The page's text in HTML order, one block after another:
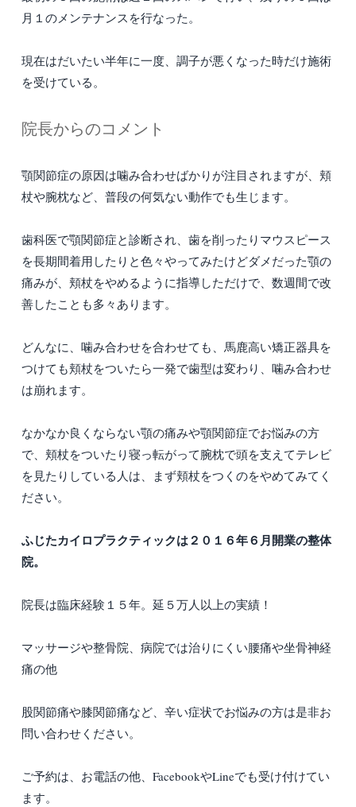
月１のメンテナンスを行なった。
現在はだいたい半年に一度、調子が悪くなった時だけ施術
を受けている。
院長からのコメント
顎関節症の原因は噛み合わせばかりが注目されますが、頬
杖や腕枕など、普段の何気ない動作でも生じます。
歯科医で顎関節症と診断され、歯を削ったりマウスピース
を長期間着用したりと色々やってみたけどダメだった顎の
痛みが、頬杖をやめるように指導しただけで、数週間で改
善したことも多々あります。
どんなに、噛み合わせを合わせても、馬鹿高い矯正器具を
つけても頬杖をついたら一発で歯型は変わり、噛み合わせ
は崩れます。
なかなか良くならない顎の痛みや顎関節症でお悩みの方
で、頬杖をついたり寝っ転がって腕枕で頭を支えてテレビ
を見たりしている人は、まず頬杖をつくのをやめてみてく
ださい。
ふじたカイロプラクティックは２０１６年６月開業の整体
院。
院長は臨床経験１５年。延５万人以上の実績！
マッサージや整骨院、病院では治りにくい腰痛や坐骨神経
痛の他
股関節痛や膝関節痛など、辛い症状でお悩みの方は是非お
問い合わせください。
ご予約は、お電話の他、FacebookやLineでも受け付けてい
ます。